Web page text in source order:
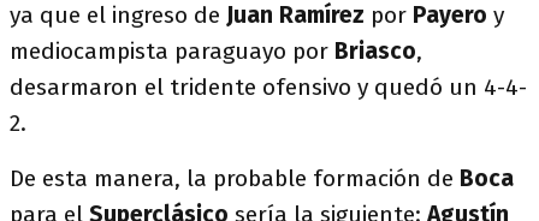
ya que el ingreso de Juan Ramírez por Payero y
mediocampista paraguayo por Briasco,
desarmaron el tridente ofensivo y quedó un 4-4-
2.
De esta manera, la probable formación de Boca
para el Superclásico sería la siguiente:Agustín